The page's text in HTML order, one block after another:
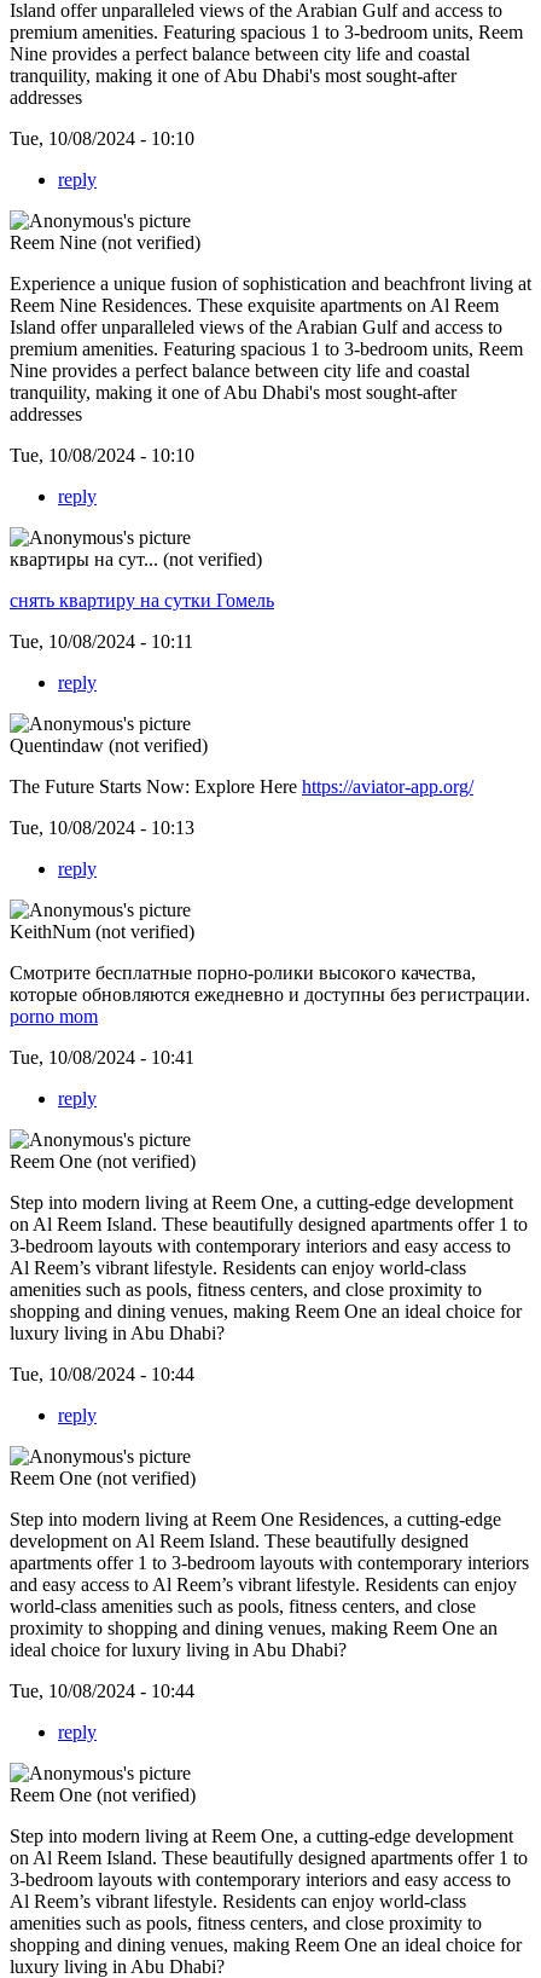
Island offer unparalleled views of the Arabian Gulf and access to
premium amenities. Featuring spacious 1 to 3-bedroom units, Reem
Nine provides a perfect balance between city life and coastal
tranquility, making it one of Abu Dhabi's most sought-after
addresses
Tue, 10/08/2024 - 10:10
reply
Reem Nine (not verified)
Experience a unique fusion of sophistication and beachfront living at
Reem Nine Residences. These exquisite apartments on Al Reem
Island offer unparalleled views of the Arabian Gulf and access to
premium amenities. Featuring spacious 1 to 3-bedroom units, Reem
Nine provides a perfect balance between city life and coastal
tranquility, making it one of Abu Dhabi's most sought-after
addresses
Tue, 10/08/2024 - 10:10
reply
квартиры на сут... (not verified)
снять квартиру на сутки Гомель
Tue, 10/08/2024 - 10:11
reply
Quentindaw (not verified)
The Future Starts Now: Explore Here https://aviator-app.org/
Tue, 10/08/2024 - 10:13
reply
KeithNum (not verified)
Смотрите бесплатные порно-ролики высокого качества,
которые обновляются ежедневно и доступны без регистрации.
porno mom
Tue, 10/08/2024 - 10:41
reply
Reem One (not verified)
Step into modern living at Reem One, a cutting-edge development
on Al Reem Island. These beautifully designed apartments offer 1 to
3-bedroom layouts with contemporary interiors and easy access to
Al Reem’s vibrant lifestyle. Residents can enjoy world-class
amenities such as pools, fitness centers, and close proximity to
shopping and dining venues, making Reem One an ideal choice for
luxury living in Abu Dhabi?
Tue, 10/08/2024 - 10:44
reply
Reem One (not verified)
Step into modern living at Reem One Residences, a cutting-edge
development on Al Reem Island. These beautifully designed
apartments offer 1 to 3-bedroom layouts with contemporary interiors
and easy access to Al Reem’s vibrant lifestyle. Residents can enjoy
world-class amenities such as pools, fitness centers, and close
proximity to shopping and dining venues, making Reem One an
ideal choice for luxury living in Abu Dhabi?
Tue, 10/08/2024 - 10:44
reply
Reem One (not verified)
Step into modern living at Reem One, a cutting-edge development
on Al Reem Island. These beautifully designed apartments offer 1 to
3-bedroom layouts with contemporary interiors and easy access to
Al Reem’s vibrant lifestyle. Residents can enjoy world-class
amenities such as pools, fitness centers, and close proximity to
shopping and dining venues, making Reem One an ideal choice for
luxury living in Abu Dhabi?